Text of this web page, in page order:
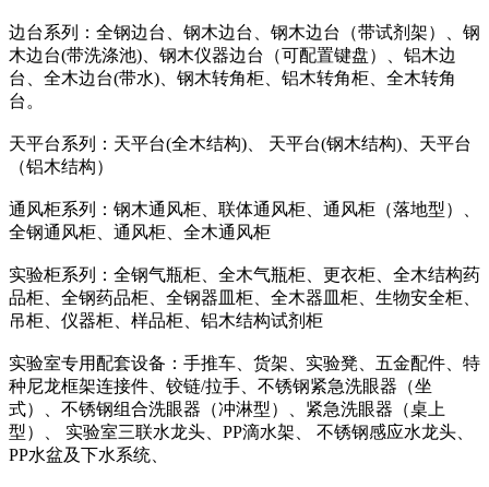
边台系列：全钢边台、钢木边台、钢木边台（带试剂架）、钢
木边台(带洗涤池)、钢木仪器边台（可配置键盘）、铝木边
台、全木边台(带水)、钢木转角柜、铝木转角柜、全木转角
台。
天平台系列：天平台(全木结构)、 天平台(钢木结构)、天平台
（铝木结构）
通风柜系列：钢木通风柜、联体通风柜、通风柜（落地型）、
全钢通风柜、通风柜、全木通风柜
实验柜系列：全钢气瓶柜、全木气瓶柜、更衣柜、全木结构药
品柜、全钢药品柜、全钢器皿柜、全木器皿柜、生物安全柜、
吊柜、仪器柜、样品柜、铝木结构试剂柜
实验室专用配套设备：手推车、货架、实验凳、五金配件、特
种尼龙框架连接件、铰链/拉手、不锈钢紧急洗眼器（坐
式）、不锈钢组合洗眼器（冲淋型）、紧急洗眼器（桌上
型）、 实验室三联水龙头、PP滴水架、 不锈钢感应水龙头、
PP水盆及下水系统、